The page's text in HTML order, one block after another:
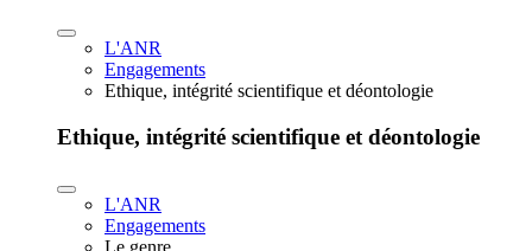
L'ANR
Engagements
Ethique, intégrité scientifique et déontologie
Ethique, intégrité scientifique et déontologie
L'ANR
Engagements
Le genre